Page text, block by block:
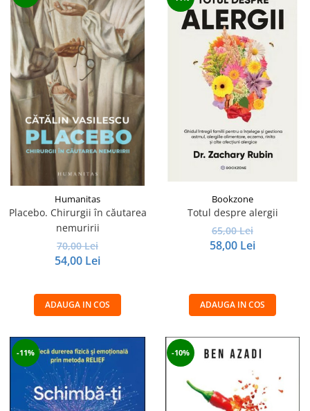
Humanitas
Placebo. Chirurgii în căutarea
nemuririi
70,00 Lei
54,00 Lei
ADAUGA IN COS
Bookzone
Totul despre alergii
65,00 Lei
58,00 Lei
ADAUGA IN COS
-11% -10%